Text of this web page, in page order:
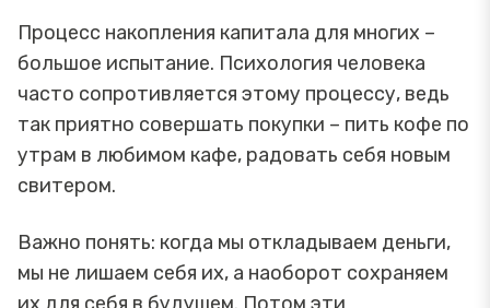
Процесс накопления капитала для многих –
большое испытание. Психология человека
часто сопротивляется этому процессу, ведь
так приятно совершать покупки – пить кофе по
утрам в любимом кафе, радовать себя новым
свитером.
Важно понять: когда мы откладываем деньги,
мы не лишаем себя их, а наоборот сохраняем